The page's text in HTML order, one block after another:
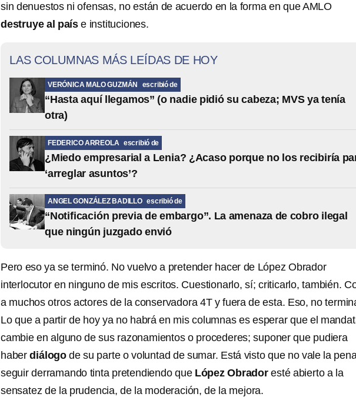
sin denuestos ni ofensas, no están de acuerdo en la forma en que AMLO
destruye al país e instituciones.
LAS COLUMNAS MÁS LEÍDAS DE HOY
VERÓNICA MALO GUZMÁN escribió de
“Hasta aquí llegamos” (o nadie pidió su cabeza; MVS ya tenía
otra)
FEDERICO ARREOLA escribió de
¿Miedo empresarial a Lenia? ¿Acaso porque no los recibiría
‘arreglar asuntos’?
ANGEL GONZÁLEZ BADILLO escribió de
“Notificación previa de embargo”. La amenaza de cobro ilegal
que ningún juzgado envió
Pero eso ya se terminó. No vuelvo a pretender hacer de López Obrador
interlocutor en ninguno de mis escritos. Cuestionarlo, sí; criticarlo, también.
a muchos otros actores de la conservadora 4T y fuera de esta. Eso, no
Lo que a partir de hoy ya no habrá en mis columnas es esperar que el
cambie en alguno de sus razonamientos o procederes; suponer que pudiera
haberdiálogo de su parte o voluntad de sumar. Está visto que no vale la
seguir derramando tinta pretendiendo que López Obradoresté abierto a la
sensatez de la prudencia, de la moderación, de la mejora.